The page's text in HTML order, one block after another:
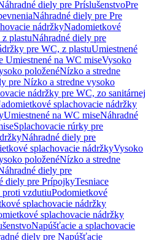
diely pre PríslušenstvoPre
Náhradné diely pre Pre
nádržkyNadomietkové
plastuNáhradné diely pre
pre WC, z plastuUmiestnené
Umiestnené na WC miseVysoko
položenéNízko a stredne
pre Nízko a stredne vysoko
nádržky pre WC, zo sanitárnej
splachovacie nádržky
Umiestnené na WC miseNáhradné
Splachovacie rúrky pre
Náhradné diely pre
splachovacie nádržkyVysoko
položenéNízko a stredne
diely pre
diely pre PrípojkyTesniace
vzdutiuPodomietkové
splachovacie nádržky
splachovacie nádržky
Napúšťacie a splachovacie
diely pre Napúšťacie